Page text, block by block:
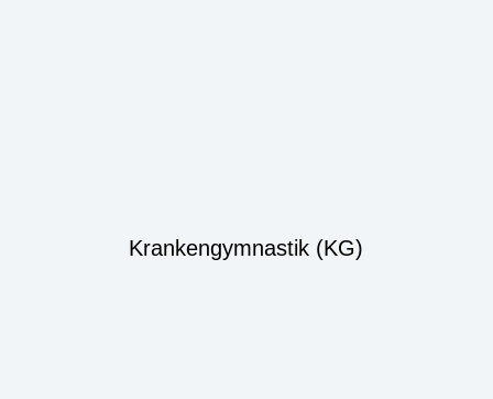
Krankengymnastik (KG)